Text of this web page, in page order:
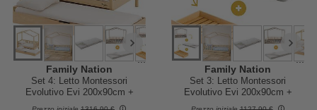
...
Family Nation
Set 4: Letto Montessori
Evolutivo Evi 200x90cm +
Letto/Cassetto + Materasso 14
...
Family Nation
Set 3: Letto Montessori
Evolutivo Evi 200x90cm +
Letto/Cassetto + Materasso 14